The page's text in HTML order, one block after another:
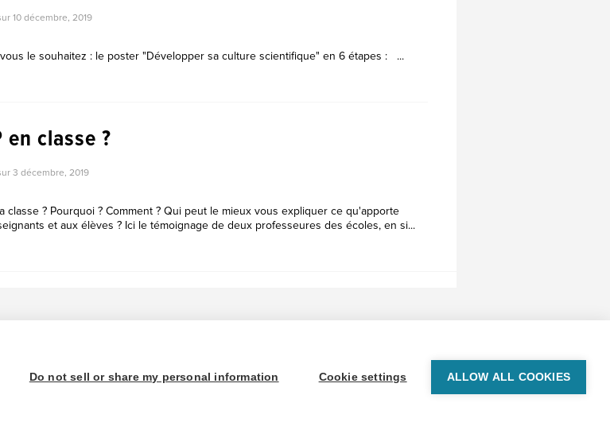
10 décembre, 2019
le souhaitez : le poster "Développer sa culture scientifique" en 6 étapes : ...
en classe ?
3 décembre, 2019
classe ? Pourquoi ? Comment ? Qui peut le mieux vous expliquer ce qu'apporte
et aux élèves ? Ici le témoignage de deux professeures des écoles, en si...
© 1999-2026 BrainPOP. Tous droits réservés.
Do not sell or share my personal information Cookie settings ALLOW ALL COOKIES